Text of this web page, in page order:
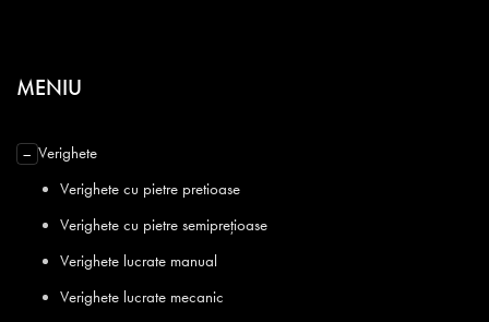
MENIU
− Verighete
Verighete cu pietre pretioase
Verighete cu pietre semiprețioase
Verighete lucrate manual
Verighete lucrate mecanic